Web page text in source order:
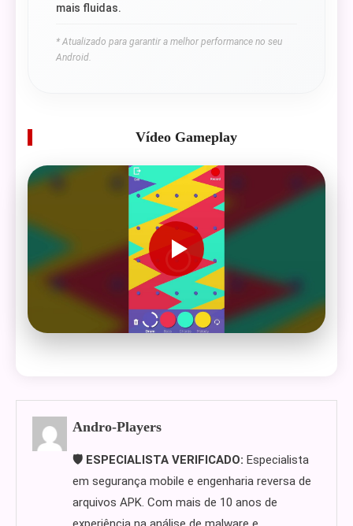
mais fluidas.
* Atualizado para garantir a melhor performance no seu
Android.
Vídeo Gameplay
Andro-Players
🛡️ ESPECIALISTA VERIFICADO: Especialista
em segurança mobile e engenharia reversa de
arquivos APK. Com mais de 10 anos de